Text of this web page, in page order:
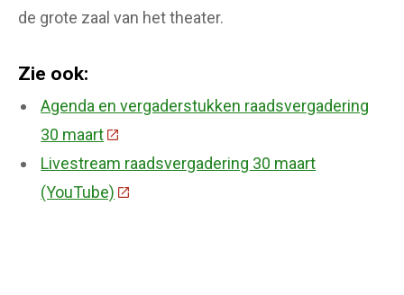
de grote zaal van het theater.
Zie ook:
Agenda en vergaderstukken raadsvergadering
30 maart(Deze link gaat naar een externe website)
Livestream raadsvergadering 30 maart
(YouTube) (Deze link gaat naar een externe